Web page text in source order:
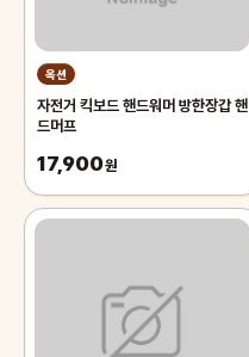
옥션
자전거 킥보드 핸드워머 방한장갑 핸
드머프
17,900원